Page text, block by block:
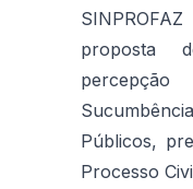
proposta
Públicos,
Processo